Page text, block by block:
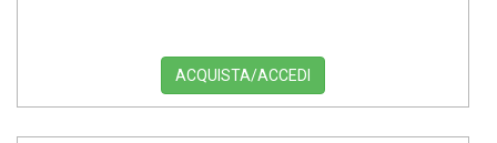
ACQUISTA/ACCEDI